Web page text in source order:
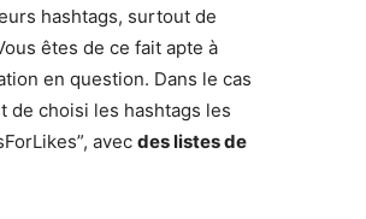
hashtags, surtout de
êtes de ce fait apte à
en question. Dans le cas
choisi les hashtags les
avec des listes de